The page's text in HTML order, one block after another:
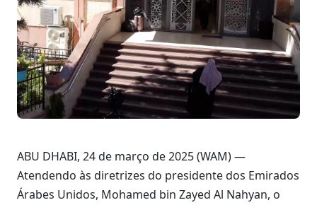
ABU DHABI, 24 de março de 2025 (WAM) —
Atendendo às diretrizes do presidente dos Emirados
Árabes Unidos, Mohamed bin Zayed Al Nahyan, o